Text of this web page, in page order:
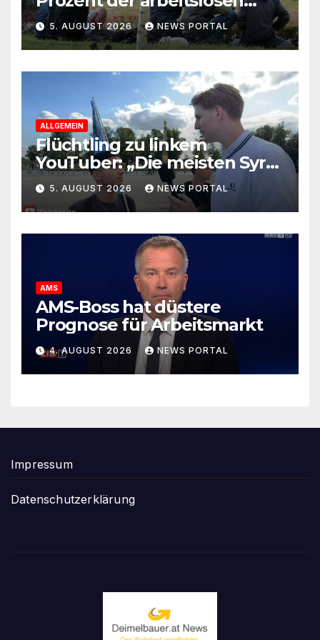
Ausländer leben in Wien!
5. AUGUST 2026 NEWS PORTAL
ALLGEMEIN
Flüchtling zu linkem
YouTuber: „Die meisten Syrer
kommen wegen der
Sozialleistungen“
5. AUGUST 2026 NEWS PORTAL
AMS
AMS-Boss hat düstere
Prognose für Arbeitsmarkt
4. AUGUST 2026 NEWS PORTAL
Impressum
Datenschutzerklärung